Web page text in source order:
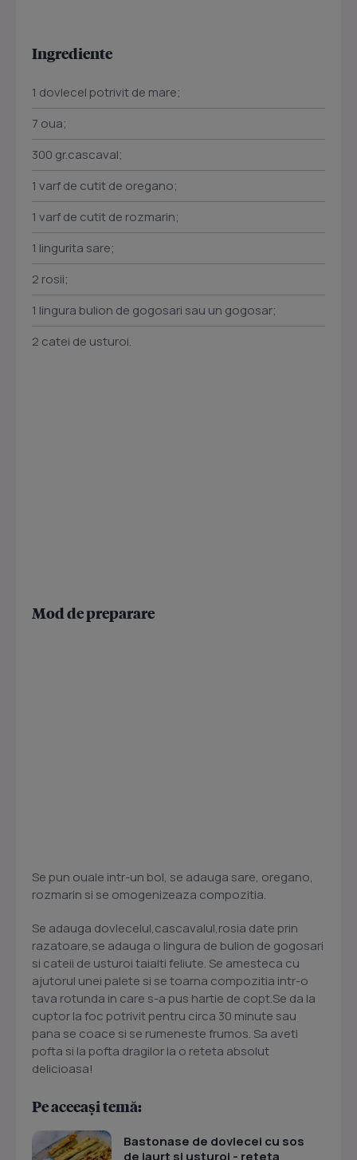
Ingrediente
1 dovlecel potrivit de mare;
7 oua;
300 gr.cascaval;
1 varf de cutit de oregano;
1 varf de cutit de rozmarin;
1 lingurita sare;
2 rosii;
1 lingura bulion de gogosari sau un gogosar;
2 catei de usturoi.
Mod de preparare
Se pun ouale intr-un bol, se adauga sare, oregano,
rozmarin si se omogenizeaza compozitia.
Se adauga dovlecelul,cascavalul,rosia date prin
razatoare,se adauga o lingura de bulion de gogosari
si cateii de usturoi taialti feliute. Se amesteca cu
ajutorul unei palete si se toarna compozitia intr-o
tava rotunda in care s-a pus hartie de copt.Se da la
cuptor la foc potrivit pentru circa 30 minute sau
pana se coace si se rumeneste frumos. Sa aveti
pofta si la pofta dragilor la o reteta absolut
delicioasa!
Pe aceeași temă:
Bastonase de dovlecei cu sos